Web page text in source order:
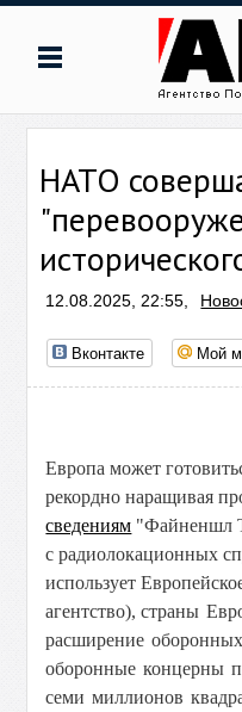
НАТО
12.08.2025, 22:55,
Вконтакте Мой
Европа может
рекордно наращивая
сведениям "Файненшл
с радиолокационных
использует
агентство),страны
расширение
оборонные концерны
семи миллионов